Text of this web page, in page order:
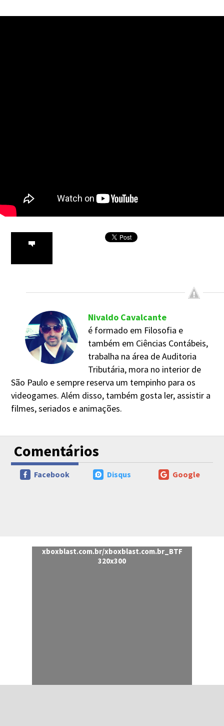
Nivaldo Cavalcante
é formado em Filosofia e
também em Ciências Contábeis,
trabalha na área de Auditoria
Tributária, mora no interior de
São Paulo e sempre reserva um tempinho para os
videogames. Além disso, também gosta ler, assistir a
filmes, seriados e animações.
Comentários
Google
Disqus
Facebook
xboxblast.com.br/xboxblast.com.br_BTF
320x300